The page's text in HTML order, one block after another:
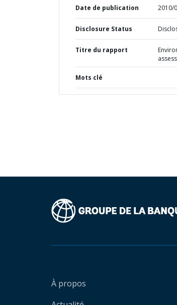
Date de publication 2010/
Disclosure Status
Titre du rapport
Mots clé
À propos